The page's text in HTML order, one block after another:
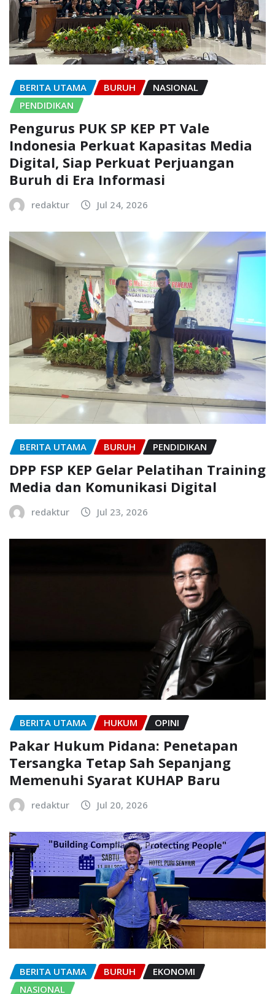
BERITA UTAMA BURUH
NASIONAL
PENDIDIKAN
Pengurus PUK SP KEP PT Vale
Indonesia Perkuat Kapasitas Media
Digital, Siap Perkuat Perjuangan
Buruh di Era Informasi
redaktur Jul 24, 2026
BERITA UTAMA BURUH PENDIDIKAN
DPP FSP KEP Gelar Pelatihan Training
Media dan Komunikasi Digital
redaktur Jul 23, 2026
BERITA UTAMA HUKUM OPINI
Pakar Hukum Pidana: Penetapan
Tersangka Tetap Sah Sepanjang
Memenuhi Syarat KUHAP Baru
redaktur Jul 20, 2026
BERITA UTAMA BURUH
EKONOMI
NASIONAL